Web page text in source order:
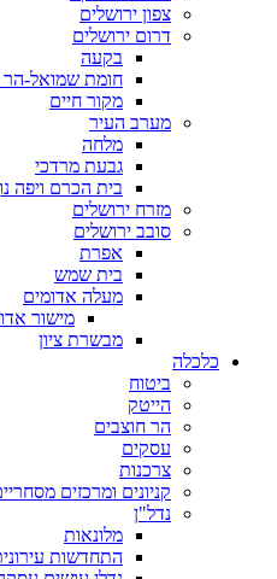
צפון ירושלים
דרום ירושלים
בקעה
חומת שמואל-הר
מקור חיים
מערב העיר
מלחה
גבעת מרדכי
בית הכרם ויפה
מזרח ירושלים
סובב ירושלים
אפרת
בית שמש
מעלה אדומים
מישור
מבשרת ציון
כלכלה
ביטוח
הייטק
הר חוצבים
עסקים
צרכנות
קניונים ומרכזים
נדל"ן
מלונאות
התחדשות